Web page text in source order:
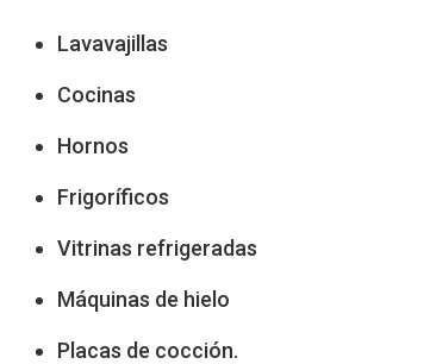
Lavavajillas
Cocinas
Hornos
Frigoríficos
Vitrinas refrigeradas
Máquinas de hielo
Placas de cocción.